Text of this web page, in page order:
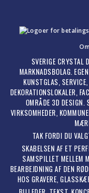
SVERIGE CRYSTAL
MARKNADSBOLAG.
KUNSTGLAS,
DEKORATIONSLOKALER,
OMRÅDE 3D DESIGN.
VIRKSOMHEDER,
TAK FORDI DU
SKABELSEN AF ET
SAMSPILLET MELLEM
BEARBEJDNING AF DEN
HOS GRAVERE,